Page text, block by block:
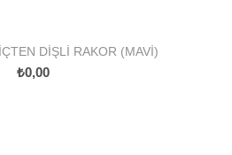
DIŞLI RAKOR (MAVI)
₺0,00